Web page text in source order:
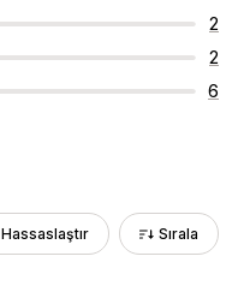
2
2
6
Hassaslaştır Sırala